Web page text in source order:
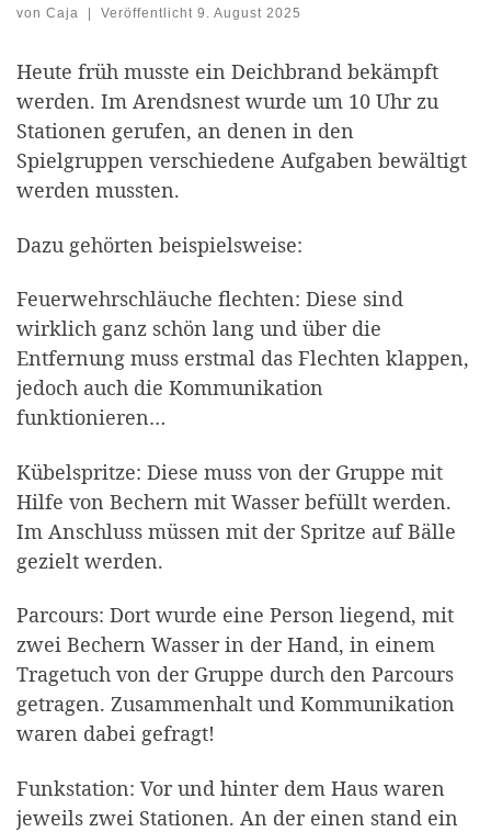
von Caja Veröffentlicht 9. August 2025
Heute früh musste ein Deichbrand bekämpft
werden. Im Arendsnest wurde um 10 Uhr zu
Stationen gerufen, an denen in den
Spielgruppen verschiedene Aufgaben bewältigt
werden mussten.
Dazu gehörten beispielsweise:
Feuerwehrschläuche flechten: Diese sind
wirklich ganz schön lang und über die
Entfernung muss erstmal das Flechten klappen,
jedoch auch die Kommunikation
funktionieren…
Kübelspritze: Diese muss von der Gruppe mit
Hilfe von Bechern mit Wasser befüllt werden.
Im Anschluss müssen mit der Spritze auf Bälle
gezielt werden.
Parcours: Dort wurde eine Person liegend, mit
zwei Bechern Wasser in der Hand, in einem
Tragetuch von der Gruppe durch den Parcours
getragen. Zusammenhalt und Kommunikation
waren dabei gefragt!
Funkstation: Vor und hinter dem Haus waren
jeweils zwei Stationen. An der einen stand ein